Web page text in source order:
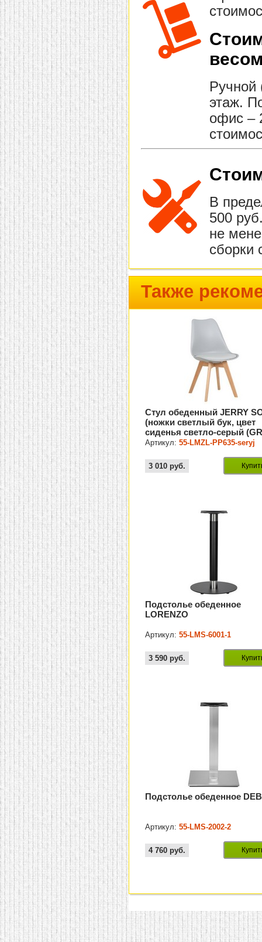
Ручной
этаж.
офис –
В
500
не
сборки
Также
Стул обеденный JERRY
(ножки светлый бук, цвет
сиденья светло-серый
Артикул:55-LMZL-PP635-seryj
3 010 руб.
Подстолье обеденное
LORENZO
Артикул:55-LMS-6001-1
3 590 руб.
Подстолье обеденное
Артикул:55-LMS-2002-2
4 760 руб.